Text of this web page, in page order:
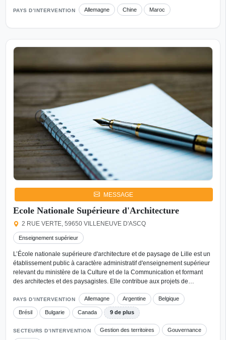
PAYS D’INTERVENTION Allemagne Chine Maroc
MESSAGE
Ecole Nationale Supérieure d'Architecture
2 RUE VERTE, 59650 VILLENEUVE D'ASCQ
Enseignement supérieur
L’École nationale supérieure d'architecture et de paysage de Lille est un
établissement public à caractère administratif d'enseignement supérieur
relevant du ministère de la Culture et de la Communication et formant
des architectes et des paysagistes. Elle contribue aux projets de…
PAYS D’INTERVENTION Allemagne Argentine Belgique
Brésil Bulgarie Canada 9 de plus
SECTEURS D’INTERVENTION Gestion des territoires Gouvernance